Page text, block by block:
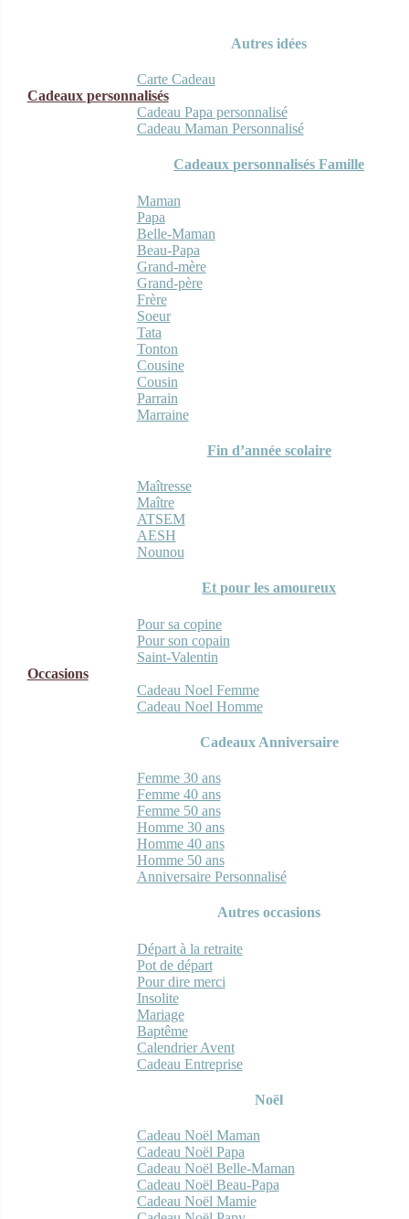
Autres idées
Carte Cadeau
Cadeaux personnalisés
Cadeau Papa personnalisé
Cadeau Maman Personnalisé
Cadeaux personnalisés Famille
Maman
Papa
Belle-Maman
Beau-Papa
Grand-mère
Grand-père
Frère
Soeur
Tata
Tonton
Cousine
Cousin
Parrain
Marraine
Fin d’année scolaire
Maîtresse
Maître
ATSEM
AESH
Nounou
Et pour les amoureux
Pour sa copine
Pour son copain
Saint-Valentin
Occasions
Cadeau Noel Femme
Cadeau Noel Homme
Cadeaux Anniversaire
Femme 30 ans
Femme 40 ans
Femme 50 ans
Homme 30 ans
Homme 40 ans
Homme 50 ans
Anniversaire Personnalisé
Autres occasions
Départ à la retraite
Pot de départ
Pour dire merci
Insolite
Mariage
Baptême
Calendrier Avent
Cadeau Entreprise
Noël
Cadeau Noël Maman
Cadeau Noël Papa
Cadeau Noël Belle-Maman
Cadeau Noël Beau-Papa
Cadeau Noël Mamie